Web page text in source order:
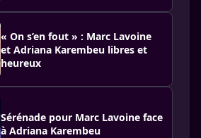
« On s’en fout » : Marc Lavoine
et Adriana Karembeu libres et
heureux
Sérénade pour Marc Lavoine face
à Adriana Karembeu